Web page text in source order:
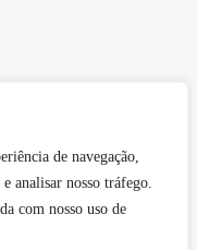
de navegação,
analisar nosso tráfego.
com nosso uso de